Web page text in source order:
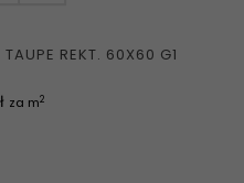
REKT. 60X60 G1
za m2